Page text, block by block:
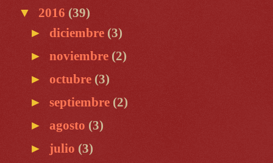
▼ 2016 (39)
► diciembre (3)
► noviembre (2)
► octubre (3)
► septiembre (2)
► agosto (3)
► julio (3)